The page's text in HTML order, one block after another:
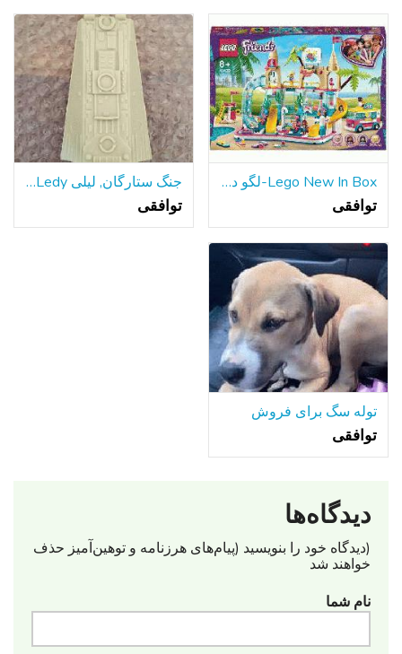
Lego New In Box-لگو دوستان تابستان سرگرم کننده پارک آبی
توافقی
جنگ ستارگان, لیلی Ledy هزاره فالکون سطح شیب دار قسمت 1979
توافقی
توله سگ برای فروش
توافقی
دیدگاه‌ها
(دیدگاه خود را بنویسید (پیام‌های هرزنامه‌ و توهین‌آمیز حذف
خواهند شد
نام شما